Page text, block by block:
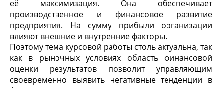
её максимизация. Она обеспечивает
производственное и финансовое развитие
предприятия. На сумму прибыли организации
влияют внешние и внутренние факторы.
Поэтому тема курсовой работы столь актуальна, так
как в рыночных условиях область финансовой
оценки результатов позволит управляющим
своевременно выявить негативные тенденции в